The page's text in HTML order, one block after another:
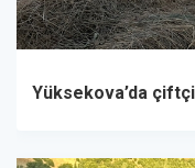
Yüksekova’da